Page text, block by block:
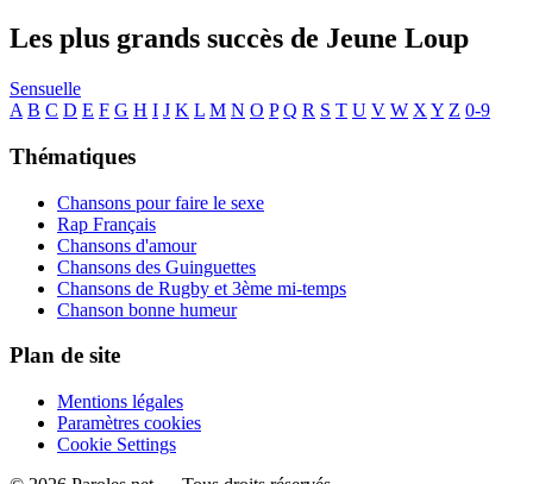
Les plus grands succès de Jeune Loup
Sensuelle
A B C D E F G H I J K L M N O P Q R S T U V W X Y Z 0-9
Thématiques
Chansons pour faire le sexe
Rap Français
Chansons d'amour
Chansons des Guinguettes
Chansons de Rugby et 3ème mi-temps
Chanson bonne humeur
Plan de site
Mentions légales
Paramètres cookies
Cookie Settings